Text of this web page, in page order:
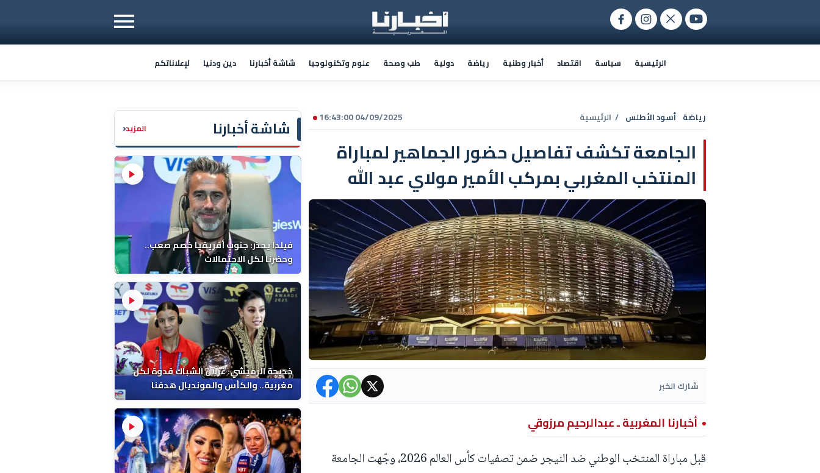
الرئيسية سياسة اقتصاد أخبار وطنية رياضة دولية طب وصحة علوم وتكنولوجيا شاشة أخبارنا دين ودنيا لإعلاناتكم
شاشة أخبارنا المزيد‹
فيلدا يحذر: جنوب أفريقيا خصم صعب..
وحضرنا لكل الاحتمالات
خديجة الرميشي: غزلان الشباك قدوة لكل
مغربية.. والكأس والمونديال هدفنا
04/09/2025 16:43:00 رياضة أسود الأطلس / الرئيسية
الجامعة تكشف تفاصيل حضور الجماهير لمباراة
المنتخب المغربي بمركب الأمير مولاي عبد الله
شارك الخبر
أخبارنا المغربية ـ عبدالرحيم مرزوقي
قبل مباراة المنتخب الوطني ضد النيجر ضمن تصفيات كأس العالم 2026، وجّهت الجامعة